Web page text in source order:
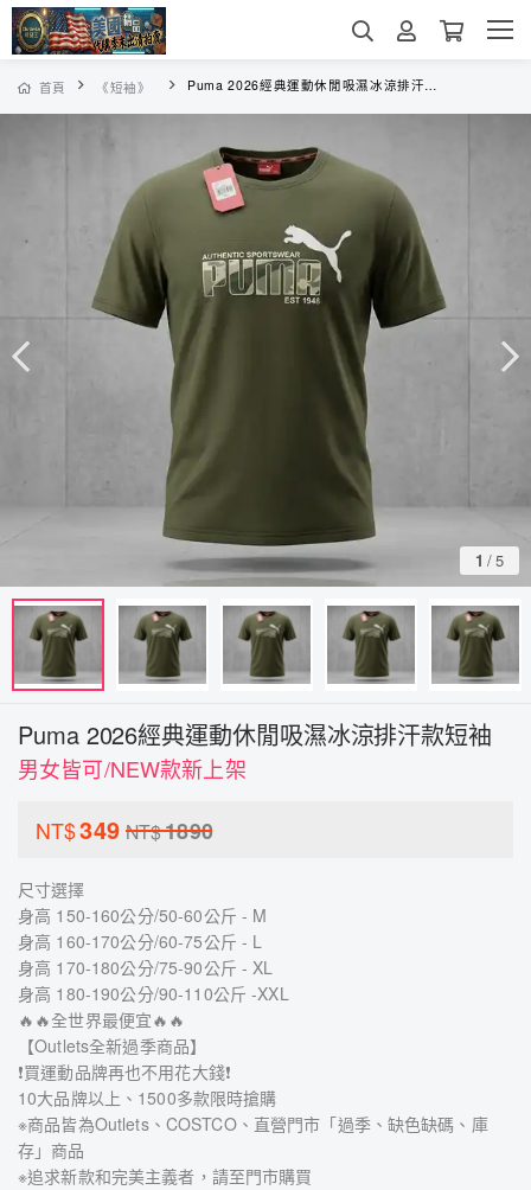
首頁 《短袖》 Puma 2026經典運動休閒吸濕冰涼排汗款短袖
1 /5
Puma 2026經典運動休閒吸濕冰涼排汗款短袖
男女皆可/NEW款新上架
NT$349 NT$1890
尺寸選擇
身高 150-160公分/50-60公斤 - M
身高 160-170公分/60-75公斤 - L
身高 170-180公分/75-90公斤 - XL
身高 180-190公分/90-110公斤 -XXL
🔥🔥全世界最便宜🔥🔥
【Outlets全新過季商品】
❗買運動品牌再也不用花大錢❗
10大品牌以上、1500多款限時搶購
※商品皆為Outlets、COSTCO、直營門市「過季、缺色缺碼、庫
存」商品
※追求新款和完美主義者，請至門市購買